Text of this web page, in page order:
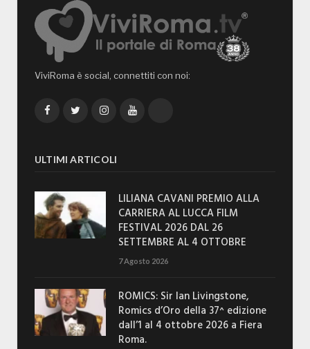
ViviRoma è social, connettiti con noi:
FacebookTwitterInstagramYouTube
ULTIMI ARTICOLI
LILIANA CAVANI PREMIO ALLA
CARRIERA AL LUCCA FILM
FESTIVAL 2026 DAL 26
SETTEMBRE AL 4 OTTOBRE
7 Agosto 2026
ROMICS: Sir Ian Livingstone,
Romics d’Oro della 37^ edizione
dall’1 al 4 ottobre 2026 a Fiera
Roma.